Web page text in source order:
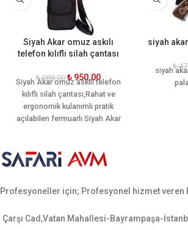
Siyah Akar omuz askılı
telefon kılıflı silah çantası
₺988,00 ₺ 950,00
Siyah Akaromuz askılı telefon
kılıflı silah çantası,Rahat ve
ergonomik kulanımlı pratik
açılabilen fermuarlı Siyah Akar
malzemedenüretilmiştir
siyah
₺
siyah
Profesyoneller için; Profesyonel hizmet veren
Çarşı Cad,Vatan Mahallesi-Bayrampaşa-